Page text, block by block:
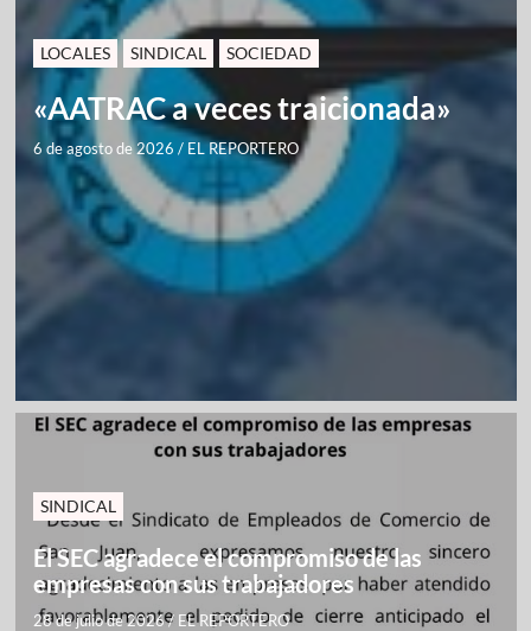
LOCALES SINDICAL SOCIEDAD
«AATRAC a veces traicionada»
6 de agosto de 2026 / EL REPORTERO
SINDICAL
El SEC agradece el compromiso de las
empresas con sus trabajadores
28 de julio de 2026/ EL REPORTERO